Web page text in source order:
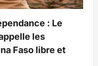
: Le
les
Faso libre et